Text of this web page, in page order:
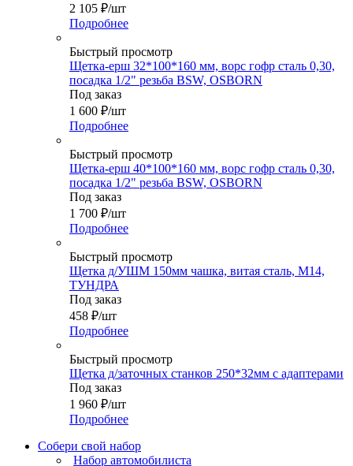
2 105 ₽/шт
Подробнее
Быстрый просмотр
Щетка-ерш 32*100*160 мм, ворс гофр сталь 0,30,
посадка 1/2" резьба BSW, OSBORN
Под заказ
1 600 ₽/шт
Подробнее
Быстрый просмотр
Щетка-ерш 40*100*160 мм, ворс гофр сталь 0,30,
посадка 1/2" резьба BSW, OSBORN
Под заказ
1 700 ₽/шт
Подробнее
Быстрый просмотр
Щетка д/УШМ 150мм чашка, витая сталь, М14,
ТУНДРА
Под заказ
458 ₽/шт
Подробнее
Быстрый просмотр
Щетка д/заточных станков 250*32мм с адаптерами
Под заказ
1 960 ₽/шт
Подробнее
Собери свой набор
Набор автомобилиста